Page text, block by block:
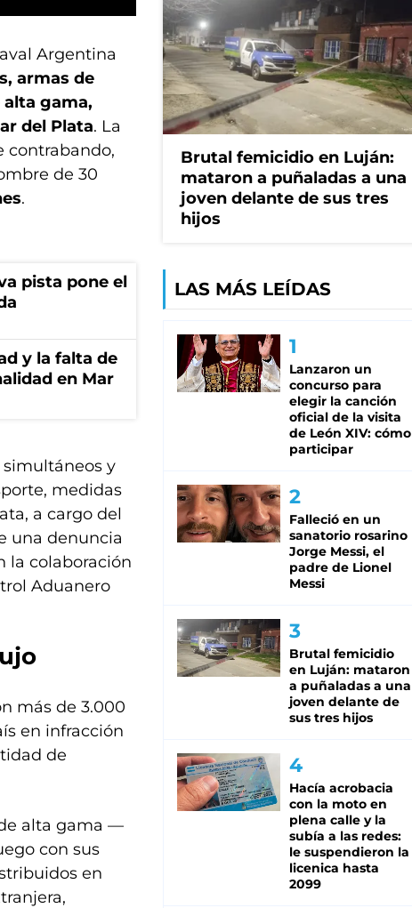
Argentina
armas de
gama,
del Plata. La
contrabando,
de 30
.
pista pone el
y la falta de
en Mar
y
medidas
a cargo del
una denuncia
la colaboración
Aduanero
más de 3.000
en infracción
de
alta gama —
con sus
en
Brutal femicidio en Luján:
mataron a puñaladas a una
joven delante de sus tres
hijos
LAS MÁS LEÍDAS
Lanzaron un
concurso para
elegir la canción
oficial de la visita
de León XIV: cómo
participar
Falleció en un
sanatorio rosarino
Jorge Messi, el
padre de Lionel
Messi
Brutal femicidio
en Luján: mataron
a puñaladas a una
joven delante de
sus tres hijos
Hacía acrobacia
con la moto en
plena calle y la
subía a las redes:
le suspendieron la
licenica hasta
2099